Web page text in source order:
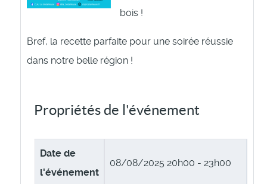
bois !
Bref, la recette parfaite pour une soirée réussie
dans notre belle région !
Propriétés de l'événement
Date de
l'événement
08/08/2025 20h00 - 23h00